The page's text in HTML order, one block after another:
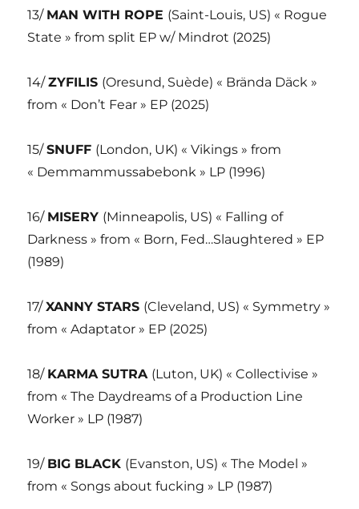
13/ MAN WITH ROPE (Saint-Louis, US) « Rogue
State » from split EP w/ Mindrot (2025)
14/ZYFILIS (Oresund, Suède) « Brända Däck »
from « Don’t Fear » EP (2025)
15/SNUFF (London, UK) « Vikings » from
« Demmammussabebonk » LP (1996)
16/ MISERY (Minneapolis, US) « Falling of
Darkness » from « Born, Fed…Slaughtered » EP
(1989)
17/XANNY STARS (Cleveland, US) « Symmetry »
from « Adaptator » EP (2025)
18/ KARMA SUTRA (Luton, UK) « Collectivise »
from « The Daydreams of a Production Line
Worker » LP (1987)
19/ BIG BLACK (Evanston, US) « The Model »
from « Songs about fucking » LP (1987)